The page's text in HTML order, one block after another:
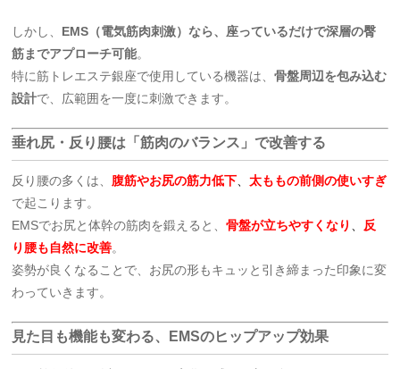
しかし、 EMS（電気筋肉刺激）なら、座っているだけで深層の臀
筋までアプローチ可能。
特に筋トレエステ銀座で使用している機器は、骨盤周辺を包み込む
設計で、広範囲を一度に刺激できます。
垂れ尻・反り腰は「筋肉のバランス」で改善する
反り腰の多くは、 腹筋やお尻の筋力低下、太ももの前側の使いすぎ
で起こります。
EMSでお尻と体幹の筋肉を鍛えると、骨盤が立ちやすくなり 、 反
り腰も自然に改善。
姿勢が良くなることで、お尻の形もキュッと引き締まった印象に変
わっていきます。
見た目も機能も変わる、EMSのヒップアップ効果